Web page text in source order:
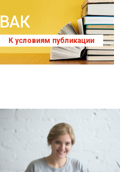
ВАК
К условиям публикации